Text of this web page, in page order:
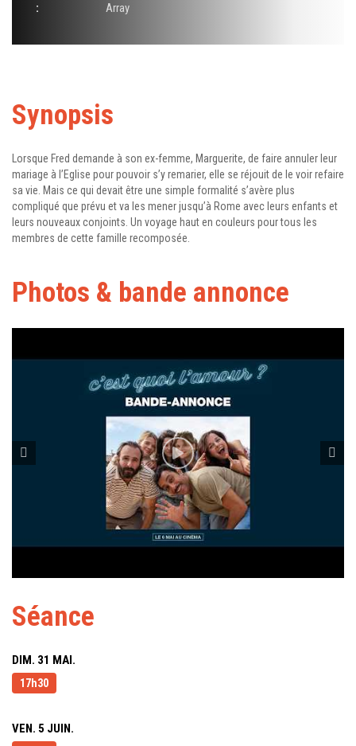
:
Array
Synopsis
Lorsque Fred demande à son ex-femme, Marguerite, de faire annuler leur
mariage à l’Eglise pour pouvoir s’y remarier, elle se réjouit de le voir refaire
sa vie. Mais ce qui devait être une simple formalité s’avère plus
compliqué que prévu et va les mener jusqu’à Rome avec leurs enfants et
leurs nouveaux conjoints. Un voyage haut en couleurs pour tous les
membres de cette famille recomposée.
Photos & bande annonce
Séance
DIM. 31 MAI.
17h30
VEN. 5 JUIN.